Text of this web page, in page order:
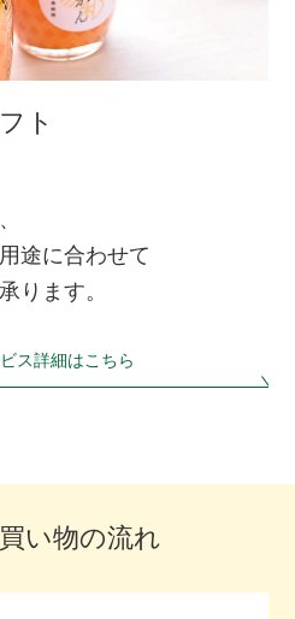
ト
途に合わせて
ります。
ス詳細はこちら
い物の流れ